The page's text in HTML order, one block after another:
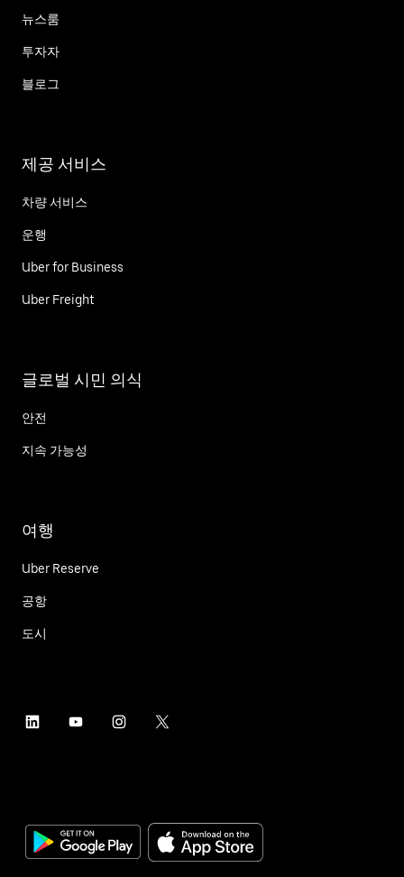
뉴스룸
투자자
블로그
제공 서비스
차량 서비스
운행
Uber for Business
Uber Freight
글로벌 시민 의식
안전
지속 가능성
여행
Uber Reserve
공항
도시